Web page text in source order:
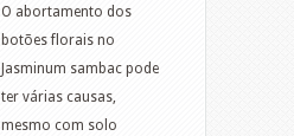
O abortamento dos
botões florais no
Jasminum sambac pode
ter várias causas,
mesmo com solo